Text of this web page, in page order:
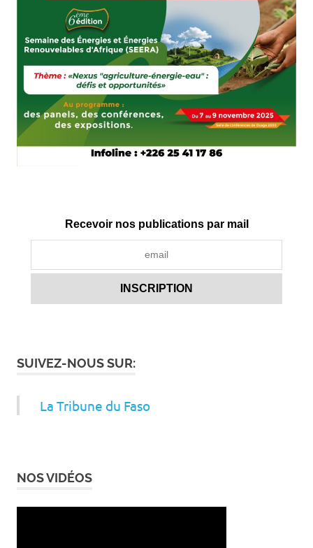
Recevoir nos publications par mail
SUIVEZ-NOUS SUR:
La Tribune du Faso
NOS VIDÉOS